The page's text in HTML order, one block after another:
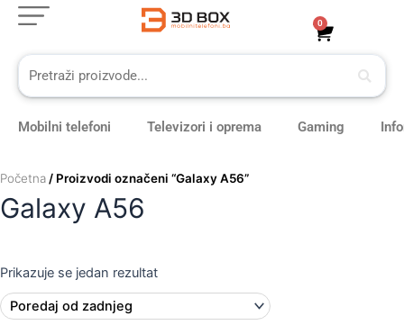
Skip
content
0
Cart
Mobilni telefoni Televizori i oprema Gaming
Početna / Proizvodi označeni “Galaxy A56”
Galaxy A56
Prikazuje se jedan rezultat